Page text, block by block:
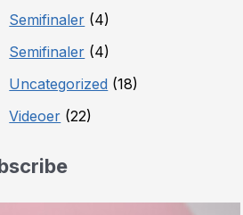
Semifinaler (4)
Semifinaler (4)
Uncategorized (18)
Videoer (22)